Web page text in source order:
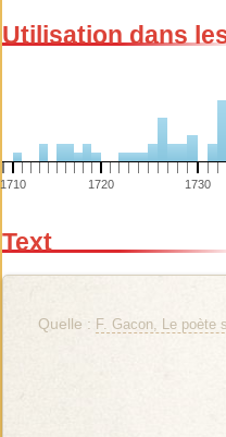
Utilisation dans
1710 1720 1730
Text
Quelle : F. Gacon, Le poète